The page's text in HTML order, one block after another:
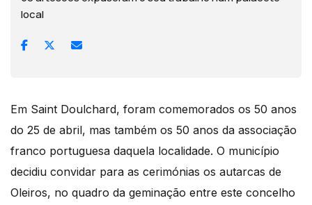
local
Em Saint Doulchard, foram comemorados os 50 anos
do 25 de abril, mas também os 50 anos da associação
franco portuguesa daquela localidade. O município
decidiu convidar para as cerimónias os autarcas de
Oleiros, no quadro da geminação entre este concelho